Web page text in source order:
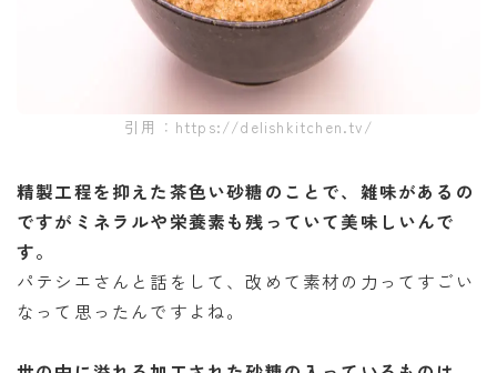
引用：https://delishkitchen.tv/
精製工程を抑えた茶色い砂糖のことで、雑味があるの
ですがミネラルや栄養素も残っていて美味しいんで
す。
パテシエさんと話をして、改めて素材の力ってすごい
なって思ったんですよね。